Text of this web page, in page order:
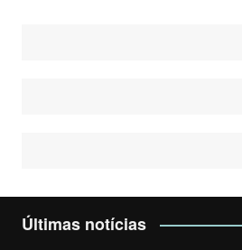
Últimas notícias